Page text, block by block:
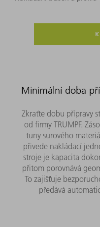
Minimální doba
Zkraťte dobu přípravy
od firmy TRUMPF.
tuny surového
přivede nakládací
stroje je kapacita
přitom porovnává
To zajišťuje
předává